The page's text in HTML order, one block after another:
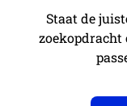
Staat de
zoekopdracht